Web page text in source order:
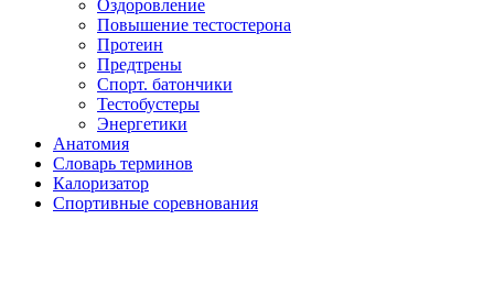
Оздоровление
Повышение тестостерона
Протеин
Предтрены
Спорт. батончики
Тестобустеры
Энергетики
Анатомия
Словарь терминов
Калоризатор
Спортивные соревнования